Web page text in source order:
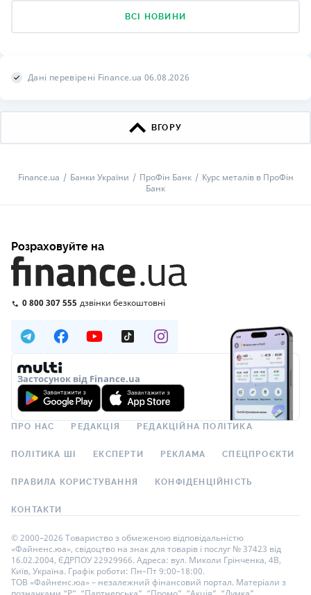
ВСІ НОВИНИ
Дані перевірені Finance.ua 06.08.2026
ВГОРУ
Finance.ua Банки України ПроФін Банк
Курс металів в ПроФін
Банк
Розраховуйте на
0 800 307 555 дзвінки безкоштовні
Застосунок від Finance.ua
ПРО НАС РЕДАКЦІЯ РЕДАКЦІЙНА ПОЛІТИКА
ПОЛІТИКА ШІ ЕКСПЕРТИ РЕКЛАМА СПЕЦПРОЄКТИ
ПРАВИЛА КОРИСТУВАННЯ КОНФІДЕНЦІЙНІСТЬ
КОНТАКТИ
© 2000–2026 Товариство з обмеженою відповідальністю
«Файненс.юа», свідоцтво на знак для товарів і послуг № 37423 від
16.02.2004, ЄДРПОУ 22929966. Адреса: вул. Миколи Грінченка, 4В,
Київ, Україна. Графік роботи: Пн–Пт 9:00–18:00.
ТОВ «Файненс.юа» – незалежний фінансовий портал. Матеріали з